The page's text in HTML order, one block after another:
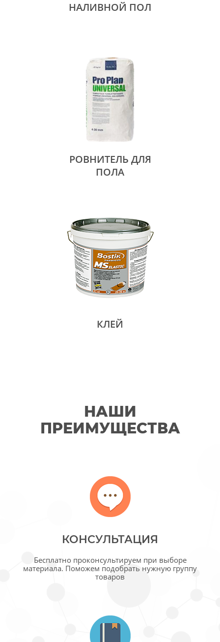
НАЛИВНОЙ ПОЛ
РОВНИТЕЛЬ ДЛЯ
ПОЛА
КЛЕЙ
НАШИ
ПРЕИМУЩЕСТВА
КОНСУЛЬТАЦИЯ
Бесплатно проконсультируем при выборе
материала. Поможем подобрать нужную группу
товаров